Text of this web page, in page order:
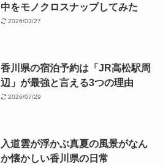
中をモノクロスナップしてみた
2026/03/27
香川県の宿泊予約は「JR高松駅周
辺」が最強と言える3つの理由
2026/07/29
入道雲が浮かぶ真夏の風景がなん
か懐かしい香川県の日常